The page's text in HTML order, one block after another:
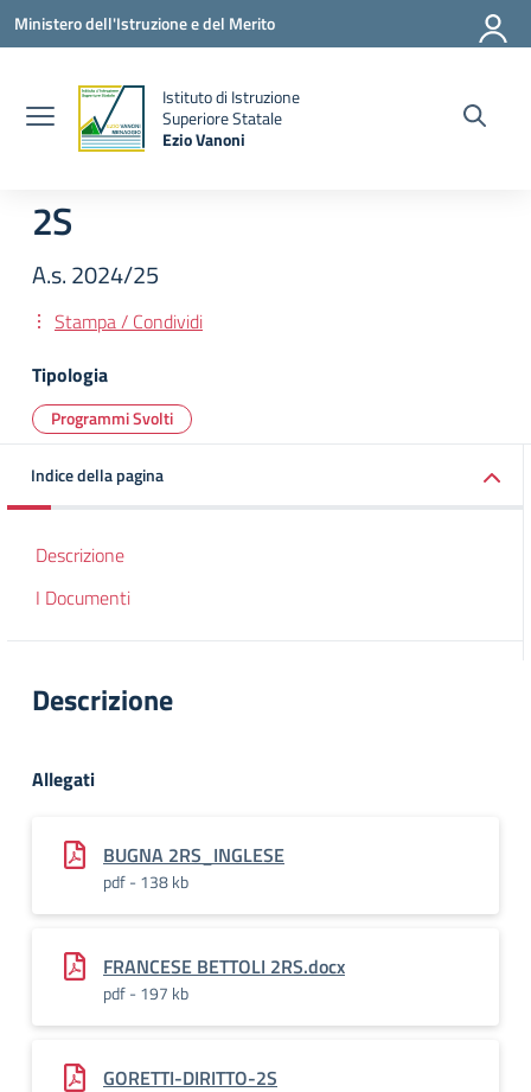
Vai ai contenuti
Vai al menu di navigazione
Vai al footer
Ministero dell'Istruzione e del Merito
Istituto di Istruzione
Superiore Statale
Ezio Vanoni
2S
A.s. 2024/25
Stampa / Condividi
Tipologia
Programmi Svolti
Indice della pagina
Descrizione
I Documenti
Descrizione
Allegati
BUGNA 2RS_INGLESE
pdf - 138 kb
FRANCESE BETTOLI 2RS.docx
pdf - 197 kb
GORETTI-DIRITTO-2S